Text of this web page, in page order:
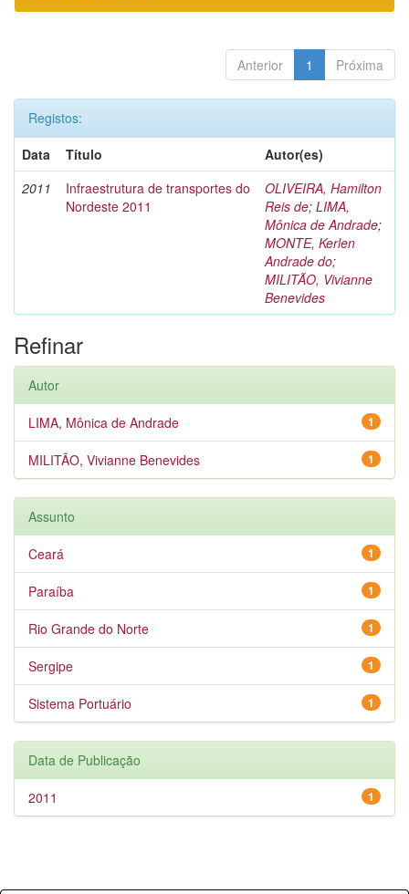
Anterior 1 Próxima
Registos:
Data
Título
Autor(es)
2011
Infraestrutura de transportes do
Nordeste 2011
OLIVEIRA, Hamilton
Reis de; LIMA,
Mônica de Andrade;
MONTE, Kerlen
Andrade do;
MILITÃO, Vivianne
Benevides
Refinar
Autor
1
LIMA, Mônica de Andrade
1
MILITÃO, Vivianne Benevides
Assunto
1
Ceará
1
Paraíba
1
Rio Grande do Norte
1
Sergipe
1
Sistema Portuário
Data de Publicação
1
2011